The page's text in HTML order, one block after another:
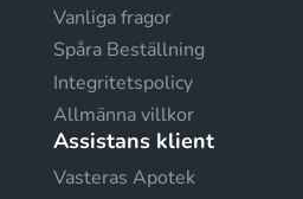
Vanliga fragor
Spåra Beställning
Integritetspolicy
Allmänna villkor
Assistans klient
Vasteras Apotek